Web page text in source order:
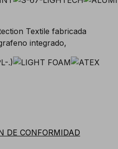
DE CONFORMIDAD